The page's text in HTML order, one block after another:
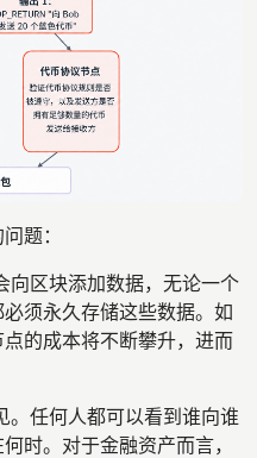
题：
向区块添加数据，无论一个
须永久存储这些数据。如
的成本将不断攀升，进而
。任何人都可以看到谁向谁
时。对于金融资产而言，